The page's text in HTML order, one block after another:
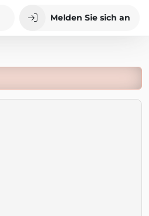
Melden Sie sich an